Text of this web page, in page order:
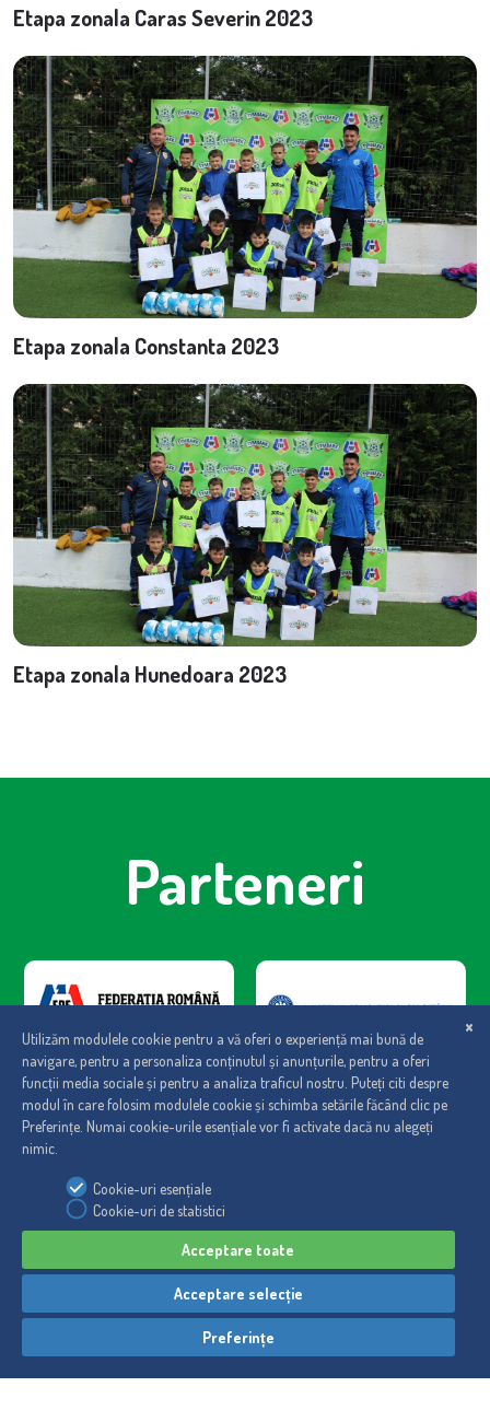
Etapa zonala Caras Severin 2023
Etapa zonala Constanta 2023
Etapa zonala Hunedoara 2023
Parteneri
Politica de cookies |